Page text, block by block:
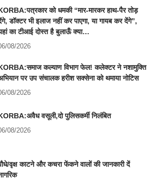
को धमकी “मार-मारकर हाथ-पैर तोड़
डॉक्टर भी इलाज नहीं कर पाएगा, या गायब कर देंगे”,
का टीआई दोस्त है बुलाऊँ क्या…
08/2026
कल्याण विभाग फेल! कलेक्टर ने नशामुक्ति
पर उप संचालक हरीश सक्सेना को थमाया नोटिस
08/2026
वसूली,दो पुलिसकर्मी निलंबित
08/2026
वृक्ष काटने और कचरा फेंकने वालों की जानकारी दें